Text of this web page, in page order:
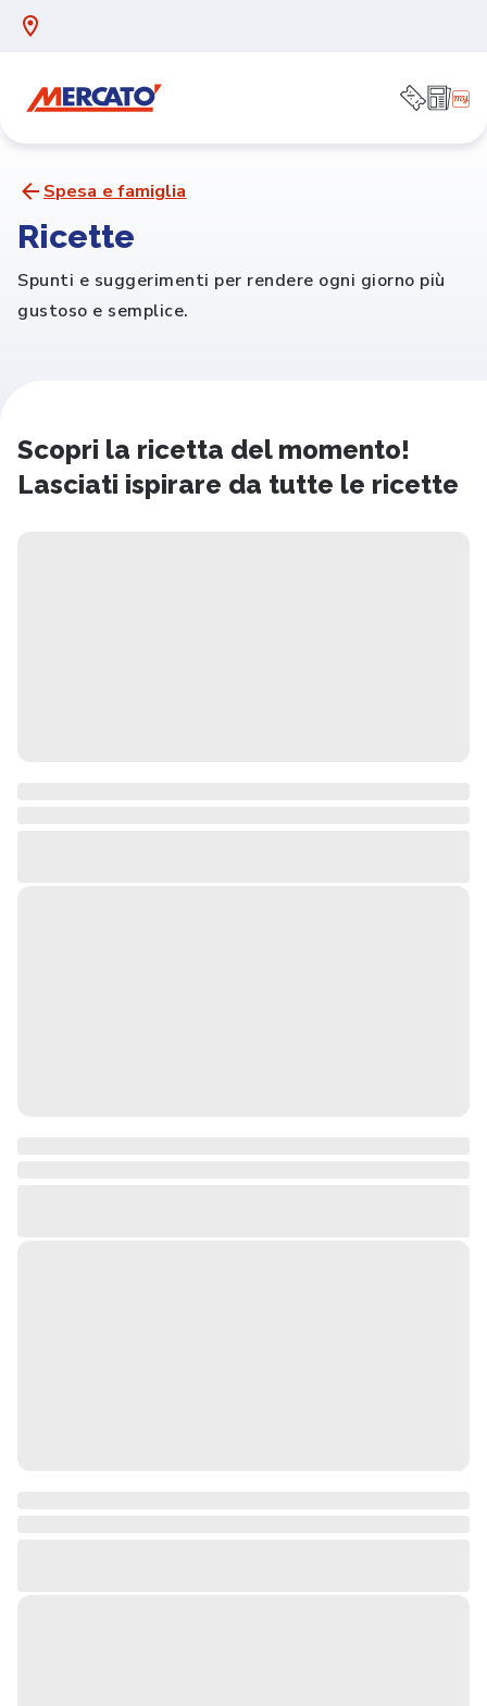
Spesa e famiglia
Ricette
Spunti e suggerimenti per rendere ogni giorno più
gustoso e semplice.
Scopri la ricetta del momento!
Lasciati ispirare da tutte le ricette